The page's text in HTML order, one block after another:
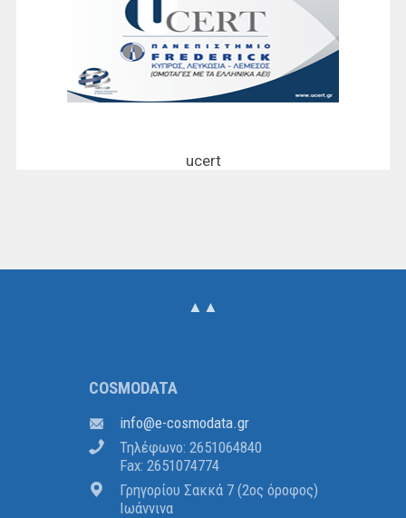
COSMODATA
rg
.
atadomsoc-e
@
ofni
Τηλέφωνο: 2651064840
Fax: 2651074774
Γρηγορίου Σακκά 7 (2ος όροφος)
Ιωάννινα
▲▲